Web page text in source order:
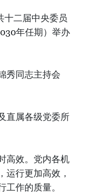
二届中央委员
年任期）举办
秀同志主持会
直属各级党委所
高效。党内各机
运行更加高效，
作的质量。